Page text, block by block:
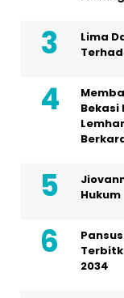
Lima
Bekasi
Hukum
2034